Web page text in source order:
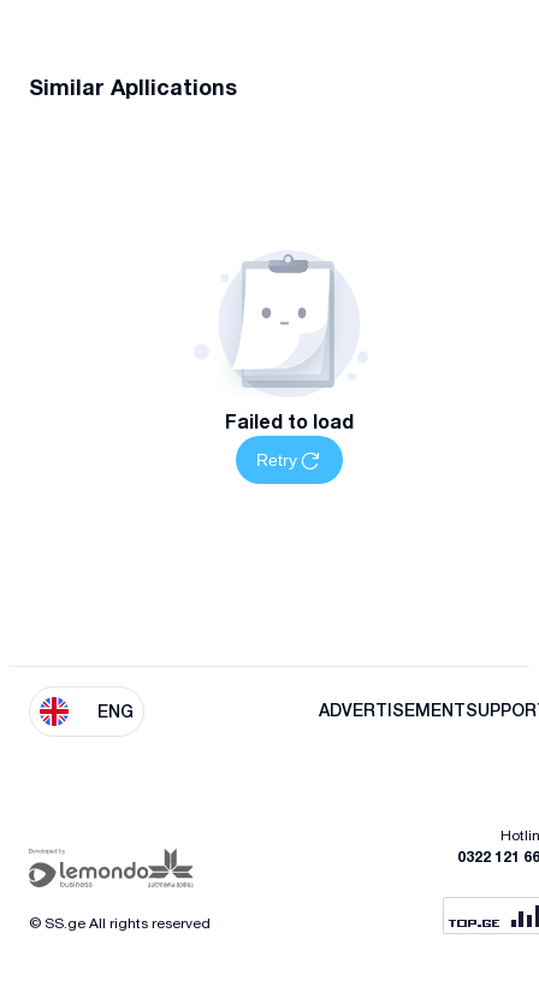
Similar Apllications
Failed to load
Retry
ENG ADVERTISEMENT
0322 121
© SS.ge All rights reserved